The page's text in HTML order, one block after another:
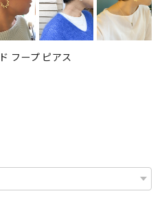
フープ ピアス